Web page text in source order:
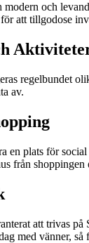
modern och
att tillgodose
regelbundet
av.
en plats för
från
att trivas
med vänner,